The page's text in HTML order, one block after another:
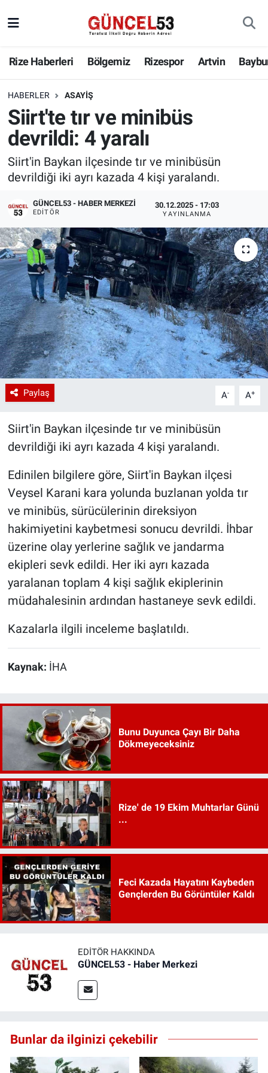
Rize Haberleri Bölgemiz Rizespor Artvin
HABERLER ASAYIŞ
Siirt'te tır ve minibüs
devrildi: 4 yaralı
Siirt'in Baykan ilçesinde tır ve minibüsün
devrildiği iki ayrı kazada 4 kişi yaralandı.
GÜNCEL53 - HABER MERKEZI
EDITÖR
30.12.2025 - 17:03
YAYINLANMA
Paylaş A- A+
Siirt'in Baykan ilçesinde tır ve minibüsün
devrildiği iki ayrı kazada 4 kişi yaralandı.
Edinilen bilgilere göre, Siirt'in Baykan ilçesi
Veysel Karani kara yolunda buzlanan yolda tır
ve minibüs, sürücülerinin direksiyon
hakimiyetini kaybetmesi sonucu devrildi. İhbar
üzerine olay yerlerine sağlık ve jandarma
ekipleri sevk edildi. Her iki ayrı kazada
yaralanan toplam 4 kişi sağlık ekiplerinin
müdahalesinin ardından hastaneye sevk edildi.
Kazalarla ilgili inceleme başlatıldı.
Kaynak: İHA
Bunu Duyunca Çayı Bir Daha
Dökmeyeceksiniz
Rize' de 19 Ekim Muhtarlar Günü
...
Feci Kazada Hayatını Kaybeden
Gençlerden Bu Görüntüler Kaldı
EDITÖR HAKKINDA
GÜNCEL53 - Haber Merkezi
Bunlar da ilginizi çekebilir